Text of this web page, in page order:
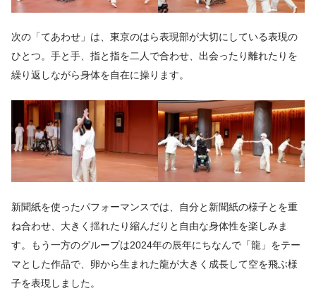
次の「てあわせ」は、東京のはら表現部が大切にしている表現の
ひとつ。手と手、指と指を二人で合わせ、出会ったり離れたりを
繰り返しながら身体を自在に操ります。
新聞紙を使ったパフォーマンスでは、自分と新聞紙の様子とを重
ね合わせ、大きく揺れたり縮んだりと自由な身体性を楽しみま
す。もう一方のグループは2024年の辰年にちなんで「龍」をテー
マとした作品で、卵から生まれた龍が大きく成長して空を飛ぶ様
子を表現しました。